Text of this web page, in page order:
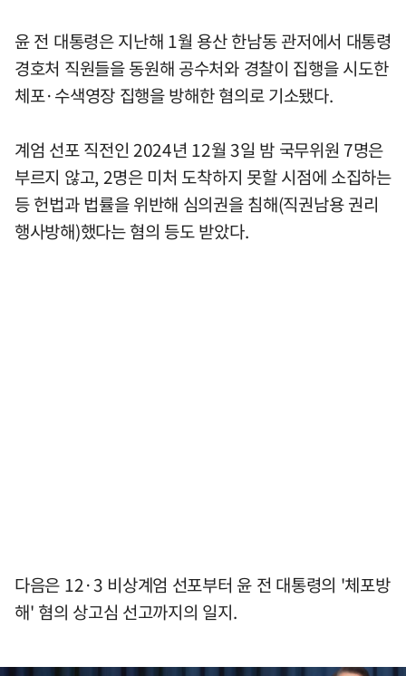
윤 전 대통령은 지난해 1월 용산 한남동 관저에서 대통령
경호처 직원들을 동원해 공수처와 경찰이 집행을 시도한
체포·수색영장 집행을 방해한 혐의로 기소됐다.
계엄 선포 직전인 2024년 12월 3일 밤 국무위원 7명은
부르지 않고, 2명은 미처 도착하지 못할 시점에 소집하는
등 헌법과 법률을 위반해 심의권을 침해(직권남용 권리
행사방해)했다는 혐의 등도 받았다.
다음은 12·3 비상계엄 선포부터 윤 전 대통령의 '체포방
해' 혐의 상고심 선고까지의 일지.